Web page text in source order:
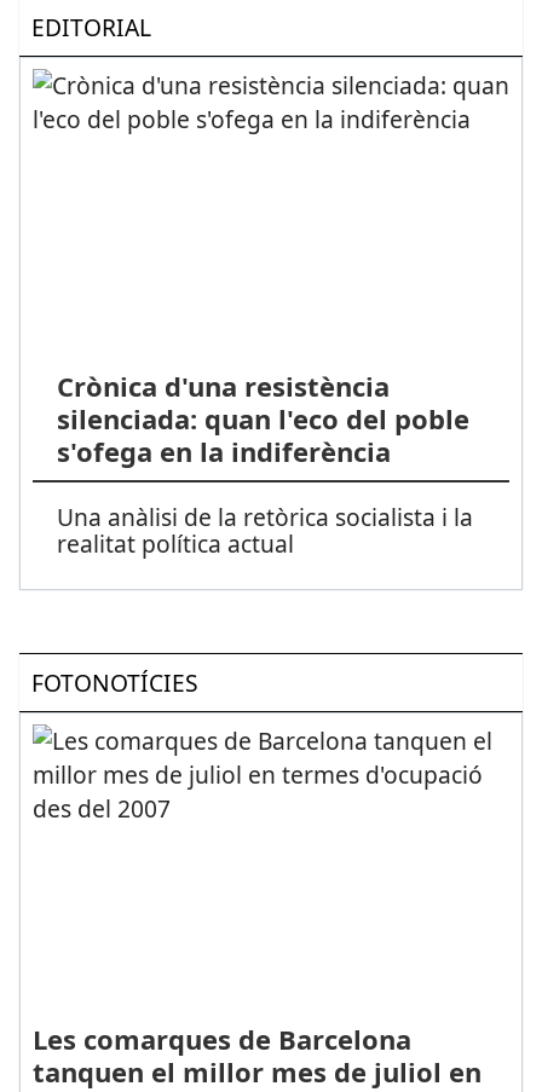
EDITORIAL
Crònica d'una resistència
silenciada: quan l'eco del poble
s'ofega en la indiferència
Una anàlisi de la retòrica socialista i la
realitat política actual
FOTONOTÍCIES
Les comarques de Barcelona
tanquen el millor mes de juliol en